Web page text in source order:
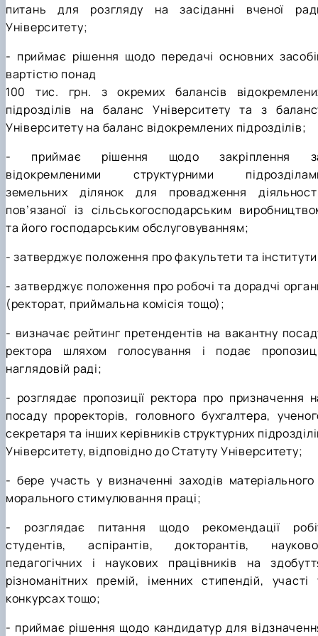
питань для розгляду на засіданні вченої
Університету;
- приймає рішення щодо передачі основних
вартістю понад
100 тис. грн. з окремих балансів
підрозділів на баланс Університету та з
Університету на баланс відокремлених підрозділів;
- приймає рішення щодо закріплення
відокремленими структурними
земельних ділянок для провадження
пов’язаної із сільськогосподарським
та його господарським обслуговуванням;
- затверджує положення про факультети та
- затверджує положення про робочі та дорадчі
(ректорат, приймальна комісія тощо);
- визначає рейтинг претендентів на вакантну
ректора шляхом голосування і подає
наглядовій раді;
- розглядає пропозиції ректора про призначення
посаду проректорів, головного бухгалтера,
секретаря та інших керівників структурних
Університету, відповідно до Статуту Університету;
- бере участь у визначенні заходів матеріального
морального стимулювання праці;
- розглядає питання щодо рекомендації
студентів, аспірантів, докторантів,
педагогічних і наукових працівників на
різноманітних премій, іменних стипендій, участі
конкурсах тощо;
- приймає рішення щодо кандидатур для